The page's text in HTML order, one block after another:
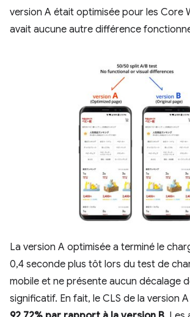
version A était optimisée pour les Core
avait aucune autre différence
La version A optimisée a terminé le
0,4 seconde plus tôt lors du test de
mobile et ne présente aucun décalage
significatif. En fait, le CLS de la version